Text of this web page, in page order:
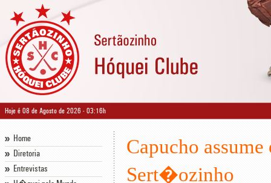
Hoje é 08 de Agosto de 2026 - 03:16h
Home
Diretoria
Entrevistas
Capucho
Sert�ozinho